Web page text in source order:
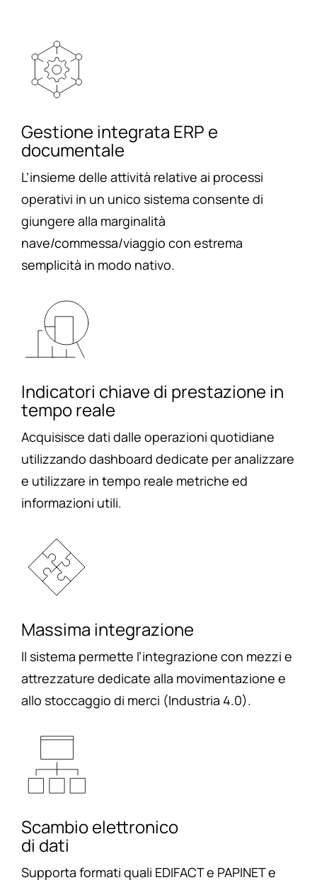
Gestione integrata ERP e
documentale
L’insieme delle attività relative ai processi
operativi in un unico sistema consente di
giungere alla marginalità
nave/commessa/viaggio con estrema
semplicità in modo nativo.
Indicatori chiave di prestazione in
tempo reale
Acquisisce dati dalle operazioni quotidiane
utilizzando dashboard dedicate per analizzare
e utilizzare in tempo reale metriche ed
informazioni utili.
Massima integrazione
Il sistema permette l’integrazione con mezzi e
attrezzature dedicate alla movimentazione e
allo stoccaggio di merci (Industria 4.0).
Scambio elettronico
di dati
Supporta formati quali EDIFACT e PAPINET e